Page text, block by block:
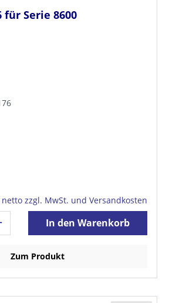
für Serie 8600
netto zzgl. MwSt. und Versandkosten
In den Warenkorb
Zum Produkt